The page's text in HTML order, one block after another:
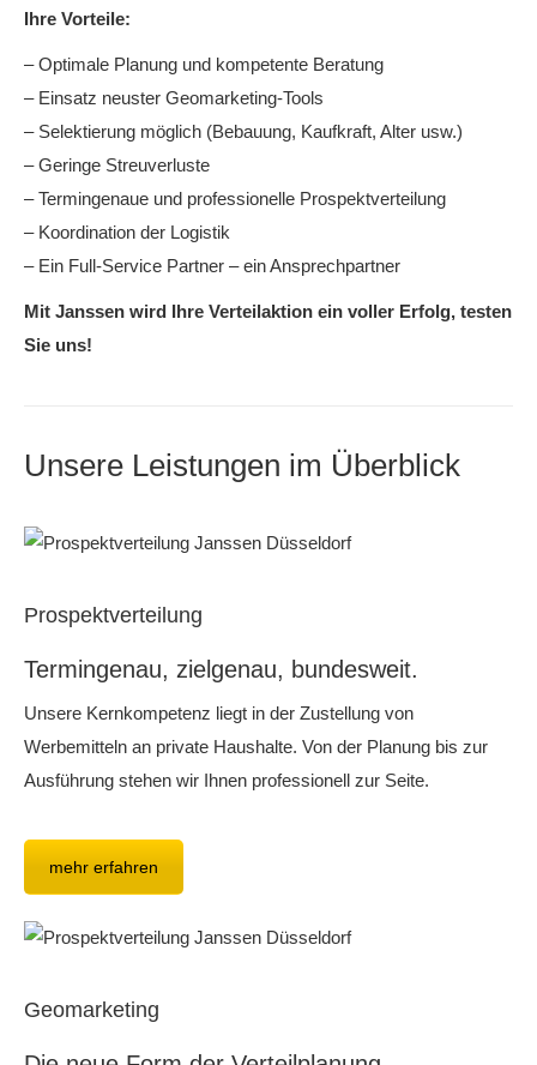
Ihre Vorteile:
– Optimale Planung und kompetente Beratung
– Einsatz neuster Geomarketing-Tools
– Selektierung möglich (Bebauung, Kaufkraft, Alter usw.)
– Geringe Streuverluste
– Termingenaue und professionelle Prospektverteilung
– Koordination der Logistik
– Ein Full-Service Partner – ein Ansprechpartner
Mit Janssen wird Ihre Verteilaktion ein voller Erfolg, testen
Sie uns!
Unsere Leistungen im Überblick
Prospektverteilung
Termingenau, zielgenau, bundesweit.
Unsere Kernkompetenz liegt in der Zustellung von
Werbemitteln an private Haushalte. Von der Planung bis zur
Ausführung stehen wir Ihnen professionell zur Seite.
mehr erfahren
Geomarketing